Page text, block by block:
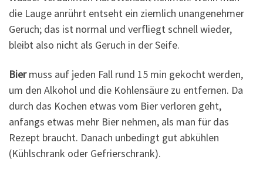
die Lauge anrührt entseht ein ziemlich unangenehmer
Geruch; das ist normal und verfliegt schnell wieder,
bleibt also nicht als Geruch in der Seife.
Biermuss auf jeden Fall rund 15 min gekocht werden,
um den Alkohol und die Kohlensäure zu entfernen. Da
durch das Kochen etwas vom Bier verloren geht,
anfangs etwas mehr Bier nehmen, als man für das
Rezept braucht. Danach unbedingt gut abkühlen
(Kühlschrank oder Gefrierschrank).